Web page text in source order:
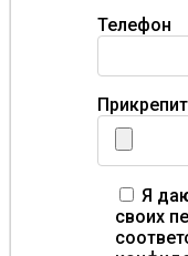
Телефон
Я
своих